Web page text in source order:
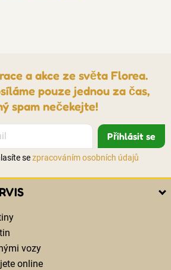
a akce ze světa Florea.
pouze jednou za čas,
spam nečekejte!
sezpracováním osobních údajů
vozy
online